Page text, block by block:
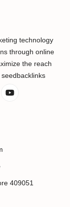
technology
through online
the reach
409051